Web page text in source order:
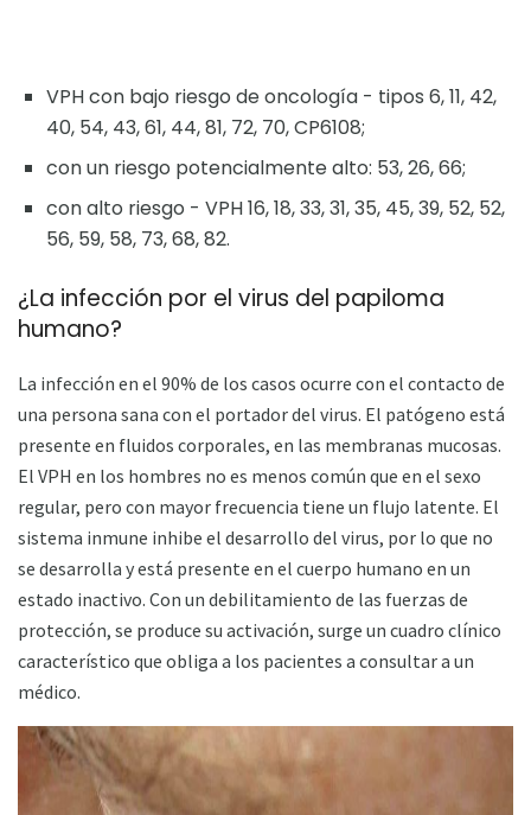
VPH con bajo riesgo de oncología - tipos 6, 11, 42,
40, 54, 43, 61, 44, 81, 72, 70, CP6108;
con un riesgo potencialmente alto: 53, 26, 66;
con alto riesgo - VPH 16, 18, 33, 31, 35, 45, 39, 52, 52,
56, 59, 58, 73, 68, 82.
¿La infección por el virus del papiloma
humano?
La infección en el 90% de los casos ocurre con el contacto de
una persona sana con el portador del virus. El patógeno está
presente en fluidos corporales, en las membranas mucosas.
El VPH en los hombres no es menos común que en el sexo
regular, pero con mayor frecuencia tiene un flujo latente. El
sistema inmune inhibe el desarrollo del virus, por lo que no
se desarrolla y está presente en el cuerpo humano en un
estado inactivo. Con un debilitamiento de las fuerzas de
protección, se produce su activación, surge un cuadro clínico
característico que obliga a los pacientes a consultar a un
médico.